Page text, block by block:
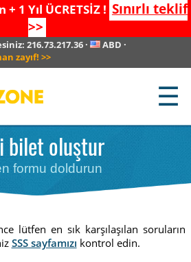
+ 1 Yıl ÜCRETSİZ ! Sınırlı teklif
>>
216.73.217.36· ABD ·
zayıf! >>
☰
bilet oluştur
formu doldurun
lütfen en sık karşılaşılan soruların
SSS sayfamızı kontrol edin.